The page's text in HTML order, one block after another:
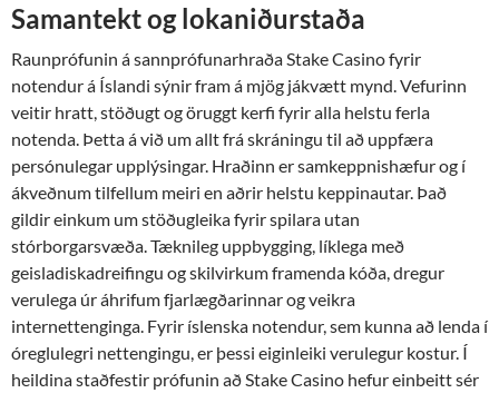
Samantekt og lokaniðurstaða
Raunprófunin á sannprófunarhraða Stake Casino fyrir
notendur á Íslandi sýnir fram á mjög jákvætt mynd. Vefurinn
veitir hratt, stöðugt og öruggt kerfi fyrir alla helstu ferla
notenda. Þetta á við um allt frá skráningu til að uppfæra
persónulegar upplýsingar. Hraðinn er samkeppnishæfur og í
ákveðnum tilfellum meiri en aðrir helstu keppinautar. Það
gildir einkum um stöðugleika fyrir spilara utan
stórborgarsvæða. Tæknileg uppbygging, líklega með
geisladiskadreifingu og skilvirkum framenda kóða, dregur
verulega úr áhrifum fjarlægðarinnar og veikra
internettenginga. Fyrir íslenska notendur, sem kunna að lenda í
óreglulegri nettengingu, er þessi eiginleiki verulegur kostur. Í
heildina staðfestir prófunin að Stake Casino hefur einbeitt sér